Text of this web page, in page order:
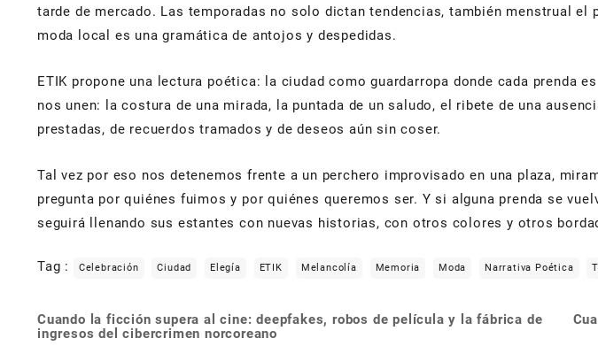
tarde de mercado. Las temporadas no solo dictan tendencias, también menstrual
moda local es una gramática de antojos y despedidas.
ETIK propone una lectura poética: la ciudad como guardarropa donde cada
nos unen: la costura de una mirada, la puntada de un saludo, el ribete de una
prestadas, de recuerdos tramados y de deseos aún sin coser.
Tal vez por eso nos detenemos frente a un perchero improvisado en una plaza,
pregunta por quiénes fuimos y por quiénes queremos ser. Y si alguna prenda se
seguirá llenando sus estantes con nuevas historias, con otros colores y otros
Tag : Celebración Ciudad Elegía ETIK Melancolía Memoria Moda Narrativa Poética
Navegación
Cuando la ficción supera al cine: deepfakes, robos de película y la fábrica de
ingresos del cibercrimen norcoreano